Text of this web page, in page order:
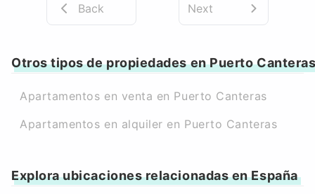
Back Next
Otros tipos de propiedades en Puerto
Apartamentos en venta en Puerto Canteras
Apartamentos en alquiler en Puerto Canteras
Explora ubicaciones relacionadas en España